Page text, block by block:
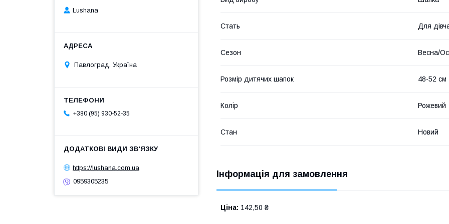
Стать Для
Сезон Весна/
Розмір дитячих шапок 48-52 см
Колір Рожевий
Стан Новий
Інформація для замовлення
Ціна: 142,50 ₴
Lushana
Павлоград, Україна
+380 (95) 930-52-35
https://lushana.com.ua
0959305235